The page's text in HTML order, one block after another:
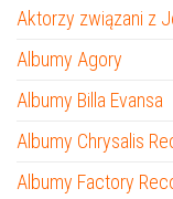
Aktorzy związani z
Albumy Agory
Albumy Billa Evansa
Albumy Chrysalis
Albumy Factory